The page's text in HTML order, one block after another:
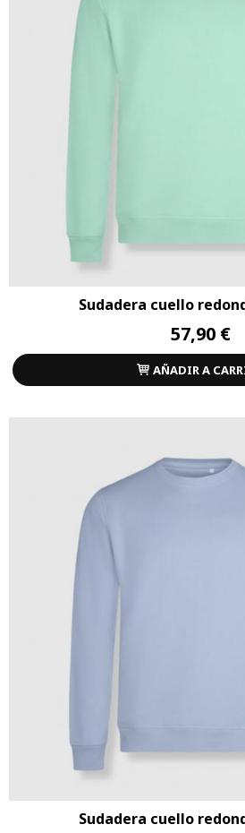
Sudadera cuello
57,90 €
AÑADIR A
Sudadera cuello